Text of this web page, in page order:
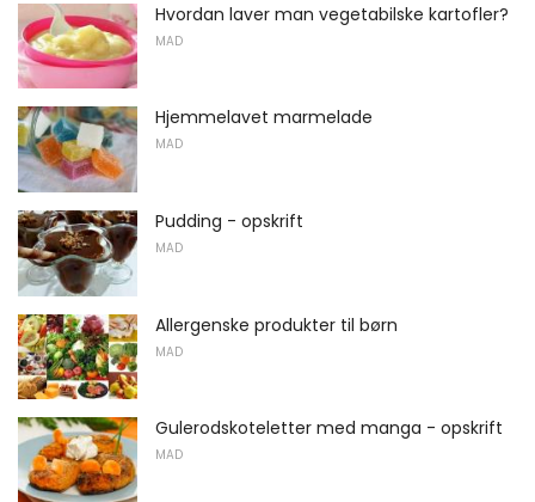
Hvordan laver man vegetabilske kartofler?
MAD
Hjemmelavet marmelade
MAD
Pudding - opskrift
MAD
Allergenske produkter til børn
MAD
Gulerodskoteletter med manga - opskrift
MAD